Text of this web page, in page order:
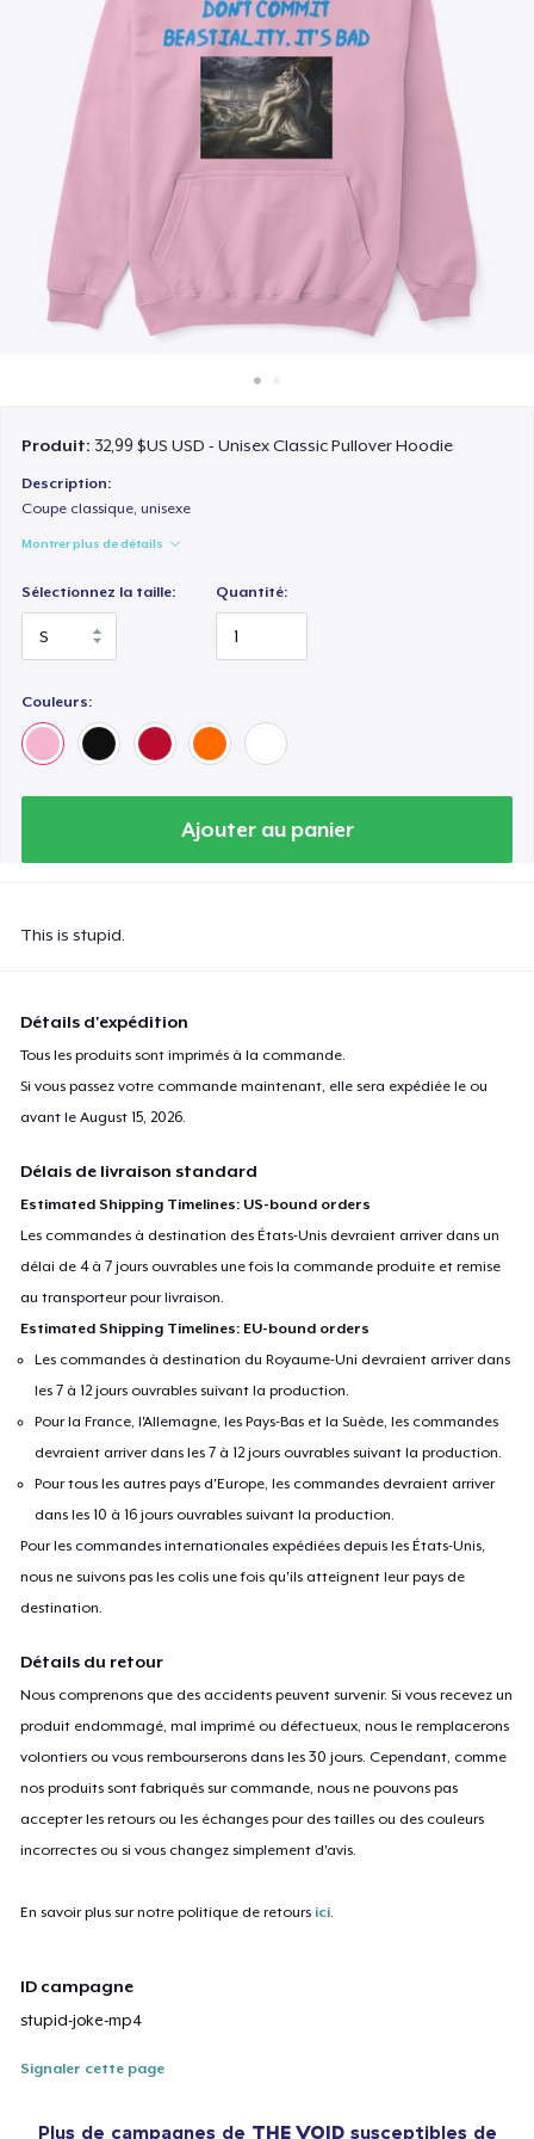
Vendez partout
Vendre n'importe quoi
Produit: 32,99 $US USD - Unisex Classic Pullover Hoodie
Description:
Coupe classique, unisexe
Montrer plus de détails
Sélectionnez la taille: Quantité:
Couleurs:
Ajouter au panier
This is stupid.
Détails d'expédition
Tous les produits sont imprimés à la commande.
Si vous passez votre commande maintenant, elle sera expédiée le ou
avant leAugust 15, 2026
Délais de livraison standard
Estimated Shipping Timelines: US-bound orders
Les commandes à destination des États-Unis devraient arriver dans un
délai de 4 à 7 jours ouvrables une fois la commande produite et remise
au transporteur pour livraison.
Estimated Shipping Timelines: EU-bound orders
Les commandes à destination du Royaume-Uni devraient arriver dans
les 7 à 12 jours ouvrables suivant la production.
Pour la France, l'Allemagne, les Pays-Bas et la Suède, les commandes
devraient arriver dans les 7 à 12 jours ouvrables suivant la production.
Pour tous les autres pays d'Europe, les commandes devraient arriver
dans les 10 à 16 jours ouvrables suivant la production.
Pour les commandes internationales expédiées depuis les États-Unis,
nous ne suivons pas les colis une fois qu'ils atteignent leur pays de
destination.
Détails du retour
Nous comprenons que des accidents peuvent survenir. Si vous recevez un
produit endommagé, mal imprimé ou défectueux, nous le remplacerons
volontiers ou vous rembourserons dans les 30 jours. Cependant, comme
nos produits sont fabriqués sur commande, nous ne pouvons pas
accepter les retours ou les échanges pour des tailles ou des couleurs
incorrectes ou si vous changez simplement d'avis.
En savoir plus sur notre politique de retours ici
ID campagne
stupid-joke-mp4
Signaler cette page
Plus de campagnes de THE VOIDsusceptibles de